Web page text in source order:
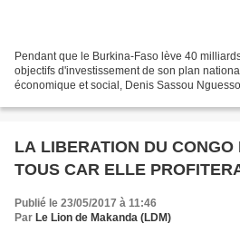
Pendant que le Burkina-Faso lève 40
objectifs d'investissement de son plan
économique et social, Denis Sassou
LA LIBERATION DU CONGO
TOUS CAR ELLE
Publié le 23/05/2017 à 11:46
Par Le Lion de Makanda (LDM)